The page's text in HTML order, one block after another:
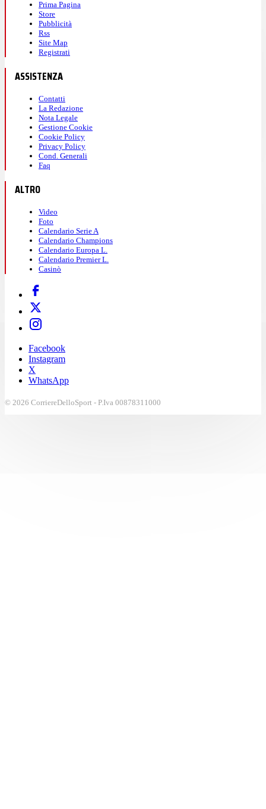
Prima Pagina
Store
Pubblicità
Rss
Site Map
Registrati
ASSISTENZA
Contatti
La Redazione
Nota Legale
Gestione Cookie
Cookie Policy
Privacy Policy
Cond. Generali
Faq
ALTRO
Video
Foto
Calendario Serie A
Calendario Champions
Calendario Europa L.
Calendario Premier L.
Casinò
Facebook
Instagram
X
WhatsApp
© 2026 CorriereDelloSport - P.Iva 00878311000